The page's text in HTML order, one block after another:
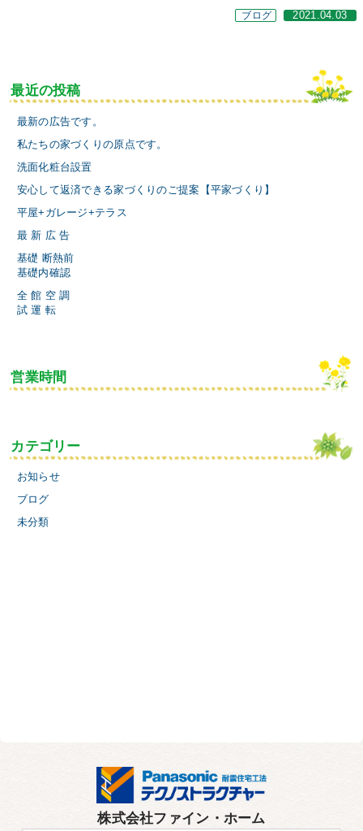
ブログ 2021.04.03
最近の投稿
最新の広告です。
私たちの家づくりの原点です。
洗面化粧台設置
安心して返済できる家づくりのご提案【平家づくり】
平屋+ガレージ+テラス
最 新 広 告
基礎 断熱前
基礎内確認
全 館 空 調
試 運 転
営業時間
カテゴリー
お知らせ
ブログ
未分類
株式会社ファイン・ホーム